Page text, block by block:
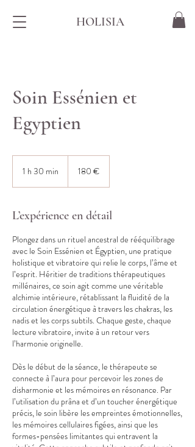
HOLISIA
Soin Essénien et
Egyptien
1 h 30 min
i
180 €
L’expérience en détail
Plongez dans un rituel ancestral de rééquilibrage
avec le Soin Essénien et Égyptien, une pratique
holistique et vibratoire qui relie le corps, l’âme et
l’esprit. Héritier de traditions thérapeutiques
millénaires, ce soin agit comme une véritable
alchimie intérieure, rétablissant la fluidité de la
circulation énergétique à travers les chakras, les
nadis et les corps subtils. Chaque geste, chaque
lecture vibratoire, invite à un retour vers
l’harmonie originelle.
Dès le début de la séance, le thérapeute se
connecte à l’aura pour percevoir les zones de
disharmonie et les mémoires en résonance. Par
l’utilisation du prâna et d’un toucher énergétique
précis, le soin libère les empreintes émotionnelles,
les mémoires cellulaires figées, ainsi que les
formes-pensées limitantes qui entravent la